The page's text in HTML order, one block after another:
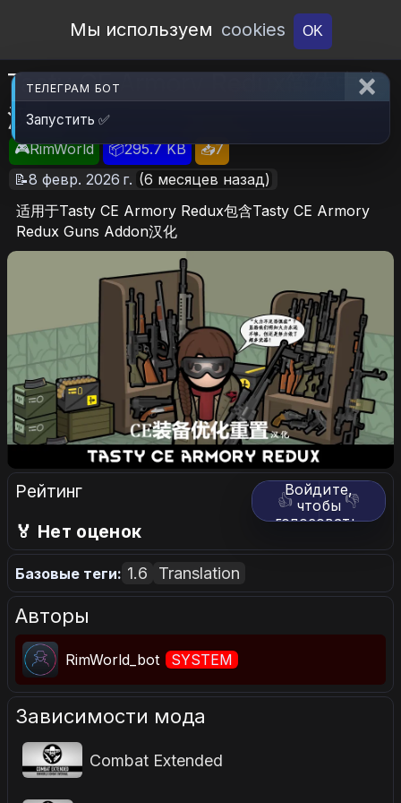
Open Workshop
Мы используем cookies OK
Tasty CE Armory Redux简体中文
汉化
🎮RimWorld 📦295.7 KB
📥7
📝8 февр. 2026 г. (6 месяцев назад)
适用于Tasty CE Armory Redux包含Tasty CE Armory
Redux Guns Addon汉化
Рейтинг 👍 👎
Войдите,
чтобы
голосовать.
🏅 Нет оценок
Базовые теги: 1.6 Translation
Авторы
RimWorld_bot SYSTEM
Зависимости мода
Combat Extended
ТЕЛЕГРАМ БОТ
Запустить ✅